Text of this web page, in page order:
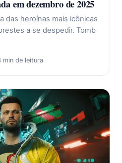
em dezembro de 2025
das heroínas mais icônicas
a se despedir. Tomb
min de leitura